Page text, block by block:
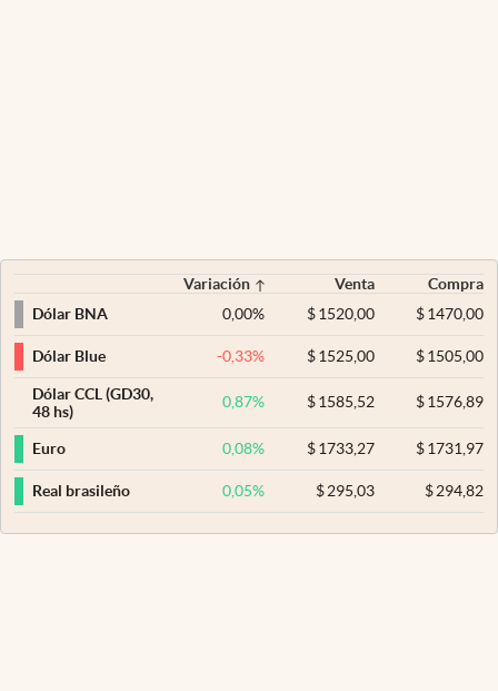
Variación Venta
Compra
Dólar BNA
0,00% $ 1520,00 $1470,00
Dólar Blue -0,33% $ 1525,00 $1505,00
Dólar CCL (GD30,
48 hs)
0,87% $ 1585,52 $1576,89
Euro 0,08% $ 1733,27 $1731,97
Real brasileño 0,05% $ 295,03 $294,82